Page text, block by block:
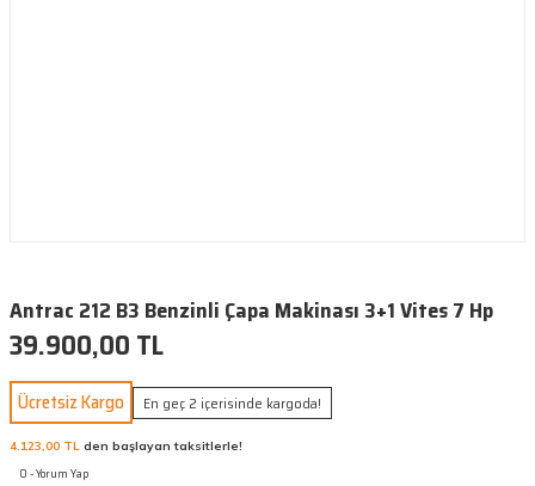
Antrac 212 B3 Benzinli Çapa Makinası 3+1 Vites 7 Hp
39.900,00 TL
Ücretsiz Kargo En geç 2 içerisinde kargoda!
4.123,00 TL den başlayan taksitlerle!
0 - Yorum Yap